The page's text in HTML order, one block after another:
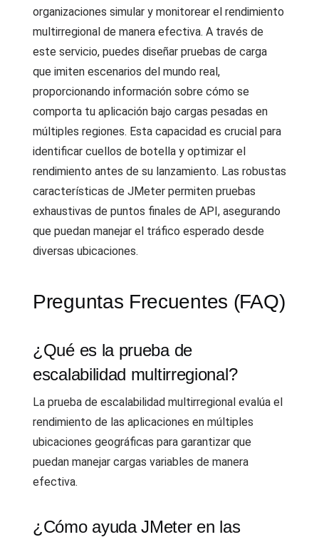
organizaciones simular y monitorear el rendimiento
multirregional de manera efectiva. A través de
este servicio, puedes diseñar pruebas de carga
que imiten escenarios del mundo real,
proporcionando información sobre cómo se
comporta tu aplicación bajo cargas pesadas en
múltiples regiones. Esta capacidad es crucial para
identificar cuellos de botella y optimizar el
rendimiento antes de su lanzamiento. Las robustas
características de JMeter permiten pruebas
exhaustivas de puntos finales de API, asegurando
que puedan manejar el tráfico esperado desde
diversas ubicaciones.
Preguntas Frecuentes (FAQ)
¿Qué es la prueba de
escalabilidad multirregional?
La prueba de escalabilidad multirregional evalúa el
rendimiento de las aplicaciones en múltiples
ubicaciones geográficas para garantizar que
puedan manejar cargas variables de manera
efectiva.
¿Cómo ayuda JMeter en las